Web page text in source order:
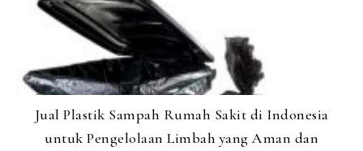
Jual Plastik Sampah Rumah Sakit di Indonesia
untuk Pengelolaan Limbah yang Aman dan